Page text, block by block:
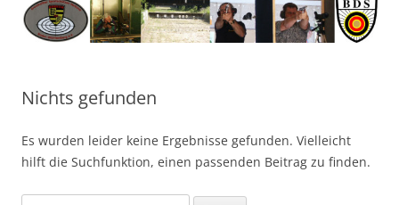
Nichts gefunden
Es wurden leider keine Ergebnisse gefunden. Vielleicht
hilft die Suchfunktion, einen passenden Beitrag zu finden.